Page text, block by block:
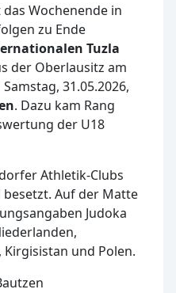
das Wochenende in
zu Ende
Tuzla
der Oberlausitz am
31.05.2026,
. Dazu kam Rang
der U18
Athletik-Clubs
Auf der Matte
Judoka
Kirgisistan und Polen.